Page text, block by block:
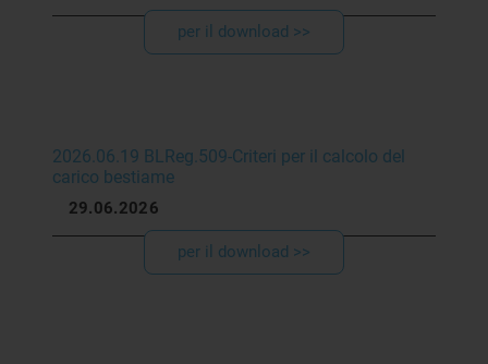
per il download >>
2026.06.19 BLReg.509-Criteri per il calcolo del
carico bestiame
29.06.2026
per il download >>